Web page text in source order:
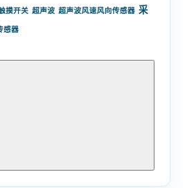
摸开关 超声波 超声波风速风向传感器 采
感器